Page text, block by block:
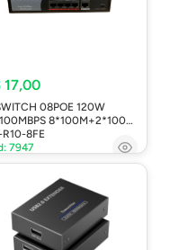
17,00
08POE 120W
8*100M+2*100M
R10-8FE
7947